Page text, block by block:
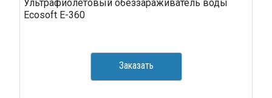
Ультрафиолетовый обеззараживатель воды
Ecosoft E-360
Заказать